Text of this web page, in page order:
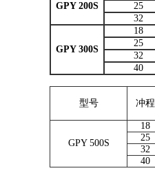
GPY 200S
25
32
GPY 300S
18
25
32
40
型号 冲程
GPY 500S
18
25
32
40